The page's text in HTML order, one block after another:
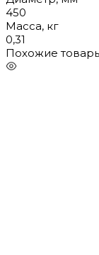
450
Масса, кг
0,31
Похожие